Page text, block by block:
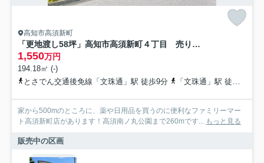
高知市高須新町
「更地渡し58坪」高知市高須新町４丁目 売り土地
1,550万円
194.18㎡ (-)
とさでん交通後免線「文珠通」駅 徒歩9分
「文珠通」駅 徒歩9分 「高須小学校通」バス停下車 徒歩分
家から500mのところに、薬や日用品を買うのに便利なファミリーマー
ト高須新町店があります！高須南ノ丸公園まで260mです... もっと見る
販売中の区画